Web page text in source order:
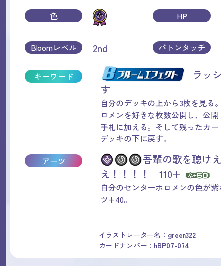
色 HP
Bloomレベル 2nd バトンタッチ
キーワード
ラッ
す
自分のデッキの上から3枚を見る
ロメンを好きな枚数公開し、公
手札に加える。そして残ったカ
デッキの下に戻す。
アーツ
吾輩の歌を聴け
え！！！！ 110+
自分のセンターホロメンの色が
ツ+40。
イラストレーター名： green322
カードナンバー： hBP07-074